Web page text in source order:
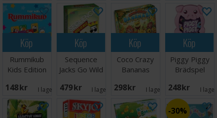
Köp
Rummikub
Kids Edition
148 SEK I lager: 2
Köp
Sequence
Jacks Go Wild
479 SEK I lager: 5
Köp
Coco Crazy
Bananas
298 SEK I lager: 3
Köp
Piggy Piggy
Brädspel
248 SEK I
30%